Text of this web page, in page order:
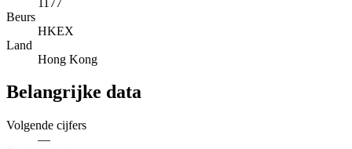
Beurs
HKEX
Land
Hong Kong
Belangrijke data
Volgende cijfers
—